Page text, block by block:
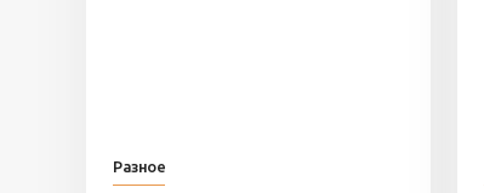
Разное